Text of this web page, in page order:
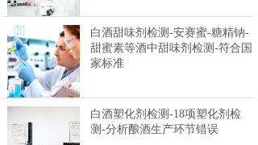
白酒甜味剂检测-安赛蜜-糖精钠-
甜蜜素等酒中甜味剂检测-符合国
家标准
白酒塑化剂检测-18项塑化剂检
测-分析酿酒生产环节错误